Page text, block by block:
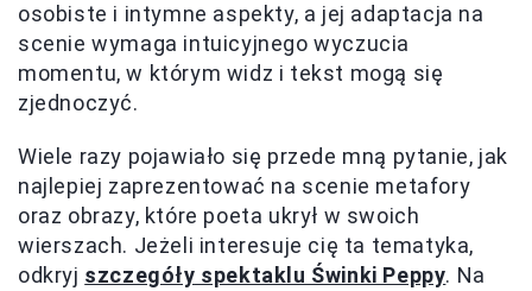
osobiste i intymne aspekty, a jej adaptacja na
scenie wymaga intuicyjnego wyczucia
momentu, w którym widz i tekst mogą się
zjednoczyć.
Wiele razy pojawiało się przede mną pytanie, jak
najlepiej zaprezentować na scenie metafory
oraz obrazy, które poeta ukrył w swoich
wierszach. Jeżeli interesuje cię ta tematyka,
odkryj szczegóły spektaklu Świnki Peppy. Na